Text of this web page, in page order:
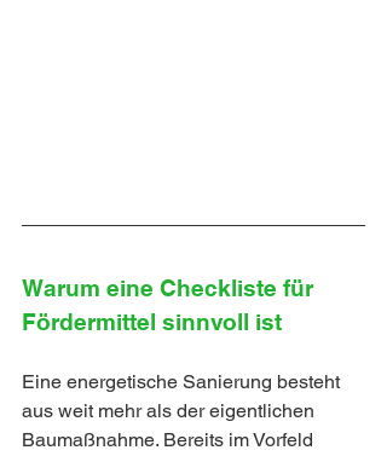
Warum eine Checkliste für
Fördermittel sinnvoll ist
Eine energetische Sanierung besteht
aus weit mehr als der eigentlichen
Baumaßnahme. Bereits im Vorfeld